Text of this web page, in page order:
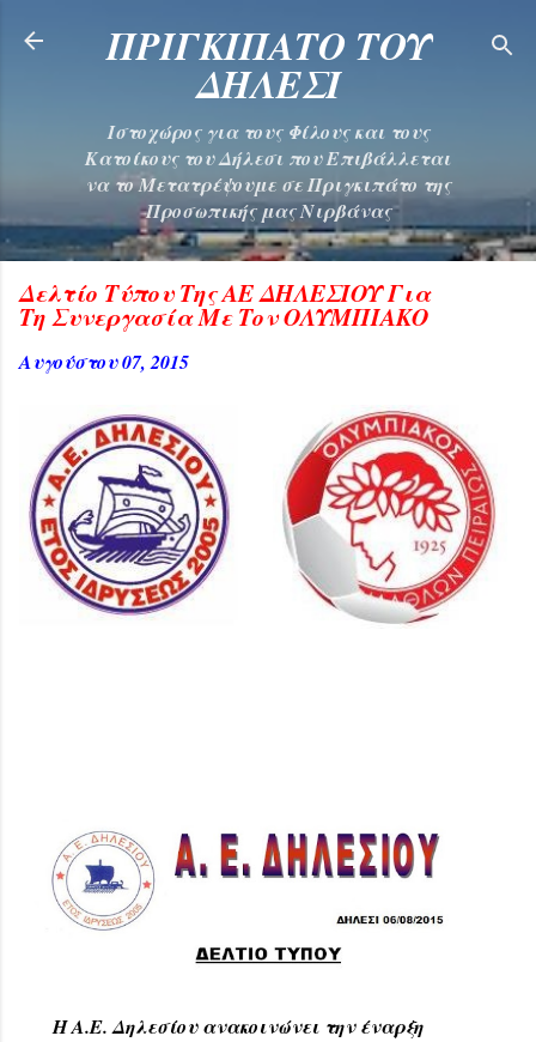
Μετάβαση στο κύριο περιεχόμενο
ΠΡΙΓΚΙΠΑΤΟ ΤΟΥ
ΔΗΛΕΣΙ
Ιστοχώρος για τους Φίλους και τους
Κατοίκους του Δήλεσι που Επιβάλλεται
να το Μετατρέψουμε σε Πριγκιπάτο της
Προσωπικής μας Νιρβάνας
Δελτίο Τύπου Της ΑΕ ΔΗΛΕΣΙΟΥ Για
Τη Συνεργασία Με Τον ΟΛΥΜΠΙΑΚΟ
Αυγούστου 07, 2015
Η Α.Ε. Δηλεσίου ανακοινώνει την έναρξη